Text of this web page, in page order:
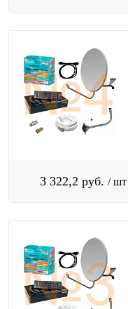
3 322,2 руб. / шт